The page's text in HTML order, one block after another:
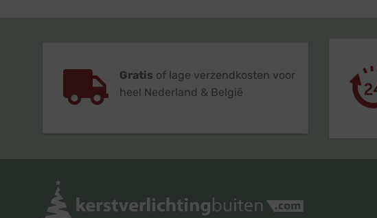
Gratis of lage verzendkosten voor
heel Nederland & België